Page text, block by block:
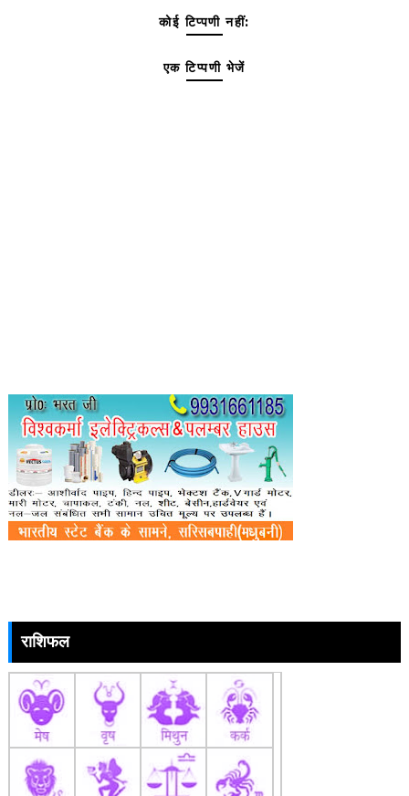
कोई टिप्पणी नहीं:
एक टिप्पणी भेजें
राशिफल